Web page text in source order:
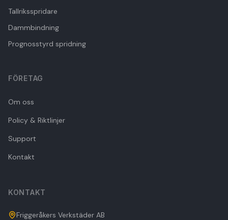
Tallriksspridare
Dammbindning
Prognosstyrd spridning
FÖRETAG
Om oss
Policy & Riktlinjer
Support
Kontakt
KONTAKT
Friggeråkers Verkstäder AB